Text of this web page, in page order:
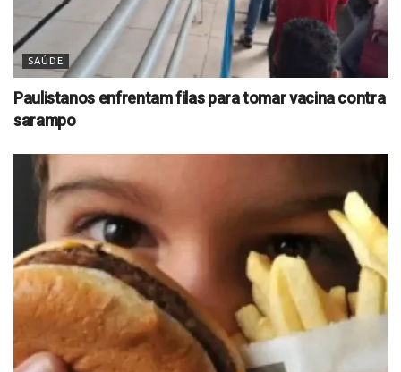
SAÚDE
Paulistanos enfrentam filas para tomar vacina contra
sarampo